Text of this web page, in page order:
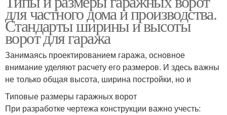
для частного дома и производства.
Стандарты ширины и высоты
ворот для гаража
Занимаясь проектированием гаража, основное
внимание уделяют расчету его размеров. И здесь важны
не только общая высота, ширина постройки, но и
Типовые размеры гаражных ворот
При разработке чертежа конструкции важно учесть: